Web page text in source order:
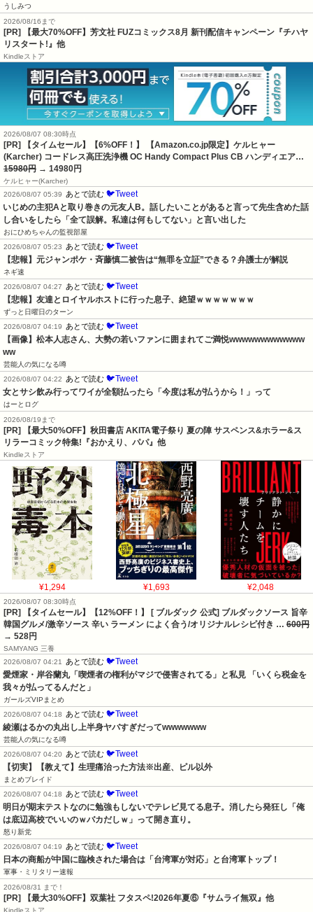
うしみつ
2026/08/16まで
[PR] 【最大70%OFF】芳文社 FUZコミックス8月 新刊配信キャンペーン『チハヤ
リスタート!』他
Kindleストア
2026/08/07 08:30時点
[PR] 【タイムセール】【6%OFF！】 【Amazon.co.jp限定】ケルヒャー
(Karcher) コードレス高圧洗浄機 OC Handy Compact Plus CB ハンディエア…
15980円 → 14980円
ケルヒャー(Karcher)
2026/08/07 05:39
あとで読む 🐦Tweet
いじめの主犯Aと取り巻きの元友人B。話したいことがあると言って先生含めた話
し合いをしたら「全て誤解。私達は何もしてない」と言い出した
おにひめちゃんの監視部屋
2026/08/07 05:23
あとで読む 🐦Tweet
【悲報】元ジャンポケ・斉藤慎二被告は“無罪を立証”できる？弁護士が解説
ネギ速
2026/08/07 04:27
あとで読む 🐦Tweet
【悲報】友達とロイヤルホストに行った息子、絶望ｗｗｗｗｗｗｗ
ずっと日曜日のターン
2026/08/07 04:19
あとで読む 🐦Tweet
【画像】松本人志さん、大勢の若いファンに囲まれてご満悦wwwwwwwwwwww
ww
芸能人の気になる噂
2026/08/07 04:22
あとで読む 🐦Tweet
女とサシ飲み行ってワイが全額払ったら「今度は私が払うから！」って
はーとログ
2026/08/19まで
[PR] 【最大50%OFF】秋田書店 AKITA電子祭り 夏の陣 サスペンス&ホラー&ス
リラーコミック特集!『おかえり、パパ』他
Kindleストア
¥1,294 ¥1,693 ¥2,048
2026/08/07 08:30時点
[PR] 【タイムセール】【12%OFF！】 [ ブルダック 公式] ブルダックソース 旨辛
韓国グルメ/激辛ソース 辛い ラーメン によく合う/オリジナルレシピ付き … 600円
→ 528円
SAMYANG 三養
2026/08/07 04:21
あとで読む 🐦Tweet
愛煙家・岸谷蘭丸「喫煙者の権利がマジで侵害されてる」と私見 「いくら税金を
我々が払ってるんだと」
ガールズVIPまとめ
2026/08/07 04:18
あとで読む 🐦Tweet
綾瀬はるかの丸出し上半身ヤバすぎだってwwwwwww
芸能人の気になる噂
2026/08/07 04:20
あとで読む 🐦Tweet
【切実】【教えて】生理痛治った方法※出産、ピル以外
まとめブレイド
2026/08/07 04:18
あとで読む 🐦Tweet
明日が期末テストなのに勉強もしないでテレビ見てる息子。消したら発狂し「俺
は底辺高校でいいのｗバカだしｗ」って開き直り。
怒り新党
2026/08/07 04:19
あとで読む 🐦Tweet
日本の商船が中国に臨検された場合は「台湾軍が対応」と台湾軍トップ！
軍事・ミリタリー速報
2026/08/31 まで！
[PR] 【最大30%OFF】双葉社 フタスペ!2026年夏⑥『サムライ無双』他
Kindleストア